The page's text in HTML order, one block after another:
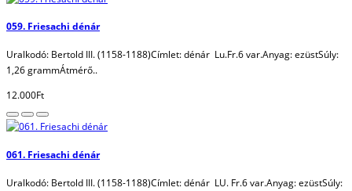
059. Friesachi dénár
Uralkodó: Bertold III. (1158-1188)Címlet: dénár Lu.Fr.6 var.Anyag: ezüstSúly:
1,26 grammÁtmérő..
12.000Ft
061. Friesachi dénár
Uralkodó: Bertold III. (1158-1188)Címlet: dénár LU. Fr.6 var.Anyag: ezüstSúly: